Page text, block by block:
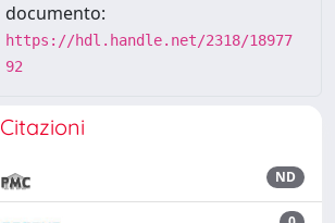
documento:
https://hdl.handle.net/2318/18977
92
Citazioni
ND